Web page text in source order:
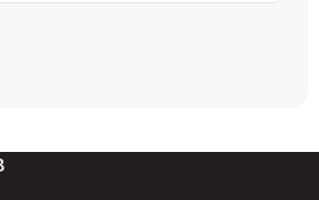
profili koji povezuju podatke s
lokacija. Naši partneri također
stranice. Odabirom